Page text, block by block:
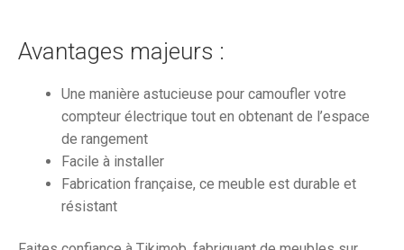
Avantages majeurs :
Une manière astucieuse pour camoufler votre
compteur électrique tout en obtenant de l’espace
de rangement
Facile à installer
Fabrication française, ce meuble est durable et
résistant